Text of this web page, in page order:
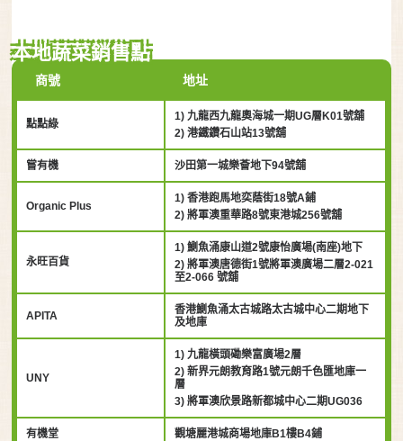
本地蔬菜銷售點
商號 地址
點點綠
1) 九龍西九龍奧海城一期UG層K01號舖
2) 港鐵鑽石山站13號舖
嘗有機 沙田第一城樂薈地下94號舖
Organic Plus
1) 香港跑馬地奕蔭街18號A鋪
2) 將軍澳重華路8號東港城256號舖
永旺百貨
1) 鰂魚涌康山道2號康怡廣場(南座)地下
2) 將軍澳唐德街1號將軍澳廣場二層2-021
至2-066 號舖
APITA
香港鰂魚涌太古城路太古城中心二期地下
及地庫
UNY
1) 九龍橫頭磡樂富廣場2層
2) 新界元朗教育路1號元朗千色匯地庫一
層
3) 將軍澳欣景路新都城中心二期UG036
有機堂 觀塘麗港城商場地庫B1樓B4鋪